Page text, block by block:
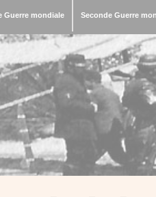
Guerre mondiale Seconde Guerre